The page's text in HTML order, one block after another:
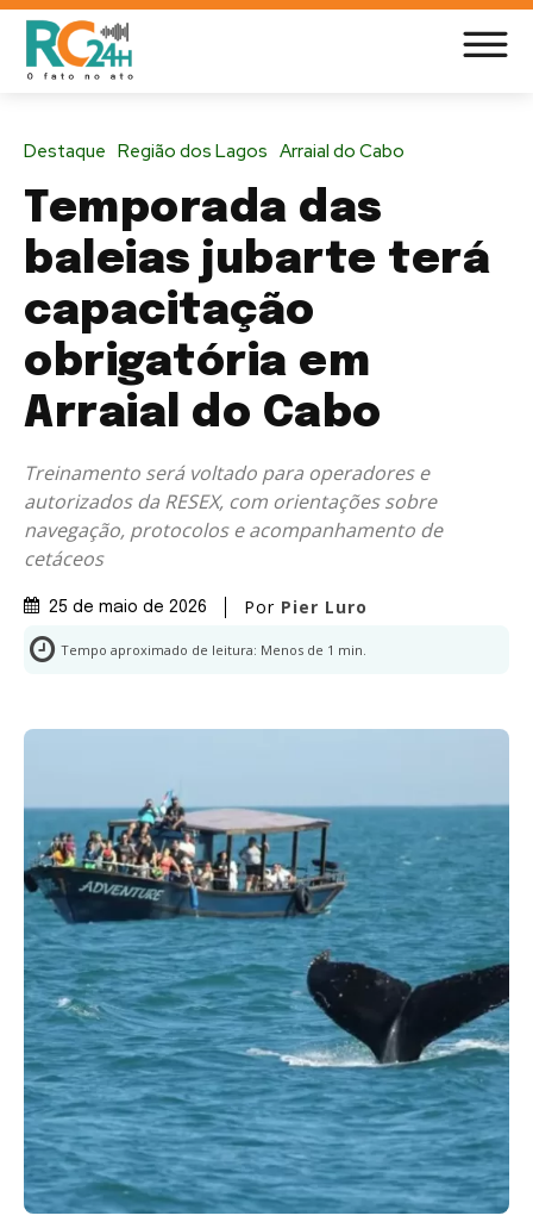
Destaque Região dos Lagos Arraial do Cabo
Temporada das
baleias jubarte terá
capacitação
obrigatória em
Arraial do Cabo
Treinamento será voltado para operadores e
autorizados da RESEX, com orientações sobre
navegação, protocolos e acompanhamento de
cetáceos
25 de maio de 2026 Por Pier Luro
Tempo aproximado de leitura: Menos de 1 min.